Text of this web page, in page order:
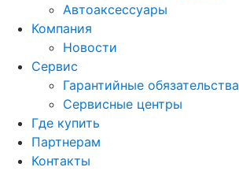
Автоаксессуары
Компания
Новости
Сервис
Гарантийные обязательства
Сервисные центры
Где купить
Партнерам
Контакты